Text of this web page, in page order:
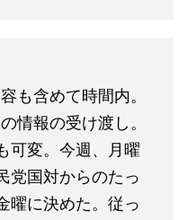
含めて時間内。
報の受け渡し。
変。今週、月曜
党国対からのたっ
曜に決めた。従っ